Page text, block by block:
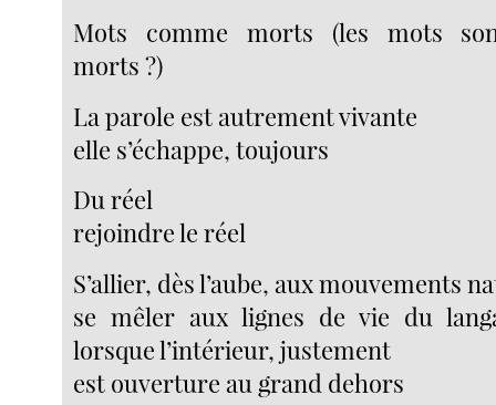
Mots comme morts (les mots
morts ?)
La parole est autrement vivante
elle s’échappe, toujours
Du réel
rejoindre le réel
S’allier, dès l’aube, aux mouvements
se mêler aux lignes de vie du
lorsque l’intérieur, justement
est ouverture au grand dehors